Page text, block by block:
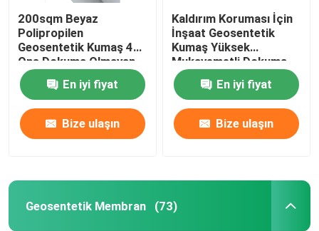
200sqm Beyaz
Polipropilen
Geosentetik Kumaş 4
Ons Dokuma Olmayan
Geotekstil Kumaş
En iyi fiyat
Bize ulaşın
Kaldırım Koruması İçin
İnşaat Geosentetik
Kumaş Yüksek
Mukavemetli Dokuma
Geotekstil
En iyi fiyat
Bize ulaşın
Geosentetik Membran (73)